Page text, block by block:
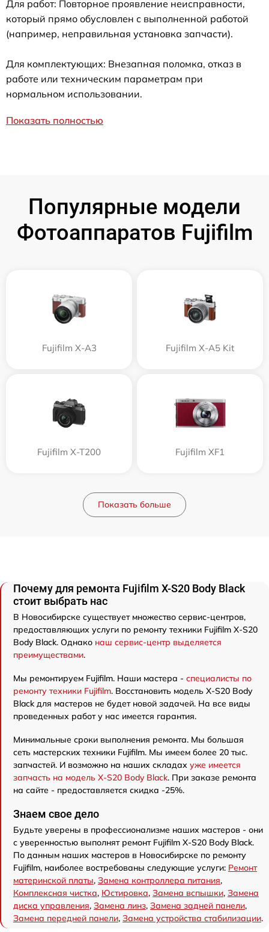
Для работ: Повторное проявление неисправности,
который прямо обусловлен с выполненной работой
(например, неправильная установка запчасти).
Для комплектующих: Внезапная поломка, отказ в
работе или техническим параметрам при
нормальном использовании.
Показать полностью
Популярные модели
Фотоаппаратов Fujifilm
Fujifilm X-A3 Fujifilm X-A5 Kit
Fujifilm X-T200 Fujifilm XF1
Показать больше
Почему для ремонта Fujifilm X-S20 Body Black
стоит выбрать нас
В Новосибирске существует множество сервис-центров,
предоставляющих услуги по ремонту техники Fujifilm X-S20
Body Black. Однако наш сервис-центр выделяется
преимуществами.
Мы ремонтируем Fujifilm. Наши мастера - специалисты по
ремонту техники Fujifilm. Восстановить модель X-S20 Body
Black для мастеров не будет новой задачей. На все виды
проведенных работ у нас имеется гарантия.
Минимальные сроки выполнения ремонта. Мы большая
сеть мастерских техники Fujifilm. Мы имеем более 20 тыс.
запчастей. И возможно на наших складах уже имеется
запчасть на модель X-S20 Body Black. При заказе ремонта
на сайте - предоставляется скидка -25%.
Знаем свое дело
Будьте уверены в профессионализме наших мастеров - они
с уверенностью выполнят ремонт Fujifilm X-S20 Body Black.
По данным наших мастеров в Новосибирске по ремонту
Fujifilm, наиболее востребованы следующие услуги: Ремонт
материнской платы, Замена контроллера питания,
Комплексная чистка, Юстировка, Замена вспышки, Замена
диска управления, Замена линз, Замена задней панели,
Замена передней панели, Замена устройства стабилизации.